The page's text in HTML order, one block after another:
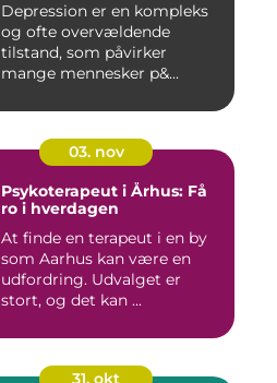
Depression er en kompleks
og ofte overvældende
tilstand, som påvirker
mange mennesker p&...
03. nov
Psykoterapeut i Århus: Få
ro i hverdagen
At finde en terapeut i en by
som Aarhus kan være en
udfordring. Udvalget er
stort, og det kan ...
31. okt